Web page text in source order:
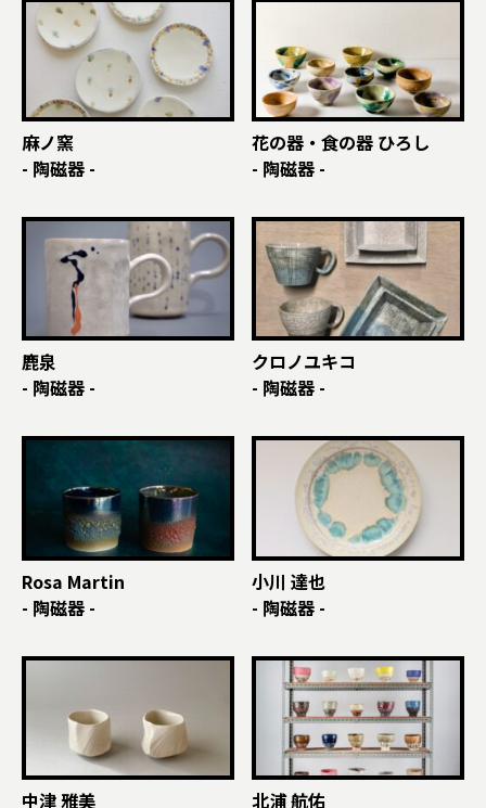
麻ノ窯
- 陶磁器 -
花の器・食の器 ひろし
- 陶磁器 -
鹿泉
- 陶磁器 -
クロノユキコ
- 陶磁器 -
Rosa Martin
- 陶磁器 -
小川 達也
- 陶磁器 -
中津 雅美 北浦 航佑